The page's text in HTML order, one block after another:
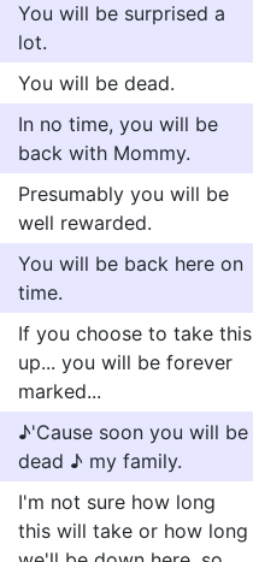
You will be surprised a
lot.
You will be dead.
In no time, you will be
back with Mommy.
Presumably you will be
well rewarded.
You will be back here on
time.
If you choose to take this
up... you will be forever
marked...
♪'Cause soon you will be
dead ♪ my family.
I'm not sure how long
this will take or how long